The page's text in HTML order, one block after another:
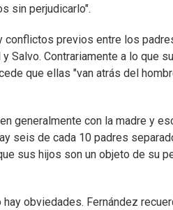
sin perjudicarlo".
conflictos previos entre los
Salvo. Contrariamente a lo que
que ellas "van atrás del
generalmente con la madre y
seis de cada 10 padres
sus hijos son un objeto de su
obviedades. Fernández